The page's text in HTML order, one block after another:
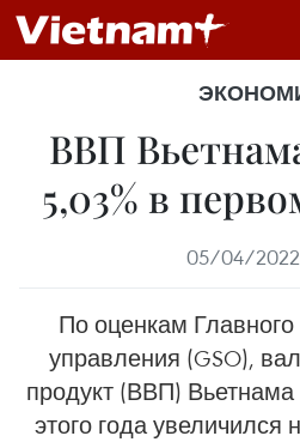
ВВП
5,03% в
05/04/2022
По оценкам Главного
управления (GSO),
продукт (ВВП)
этого года увеличился